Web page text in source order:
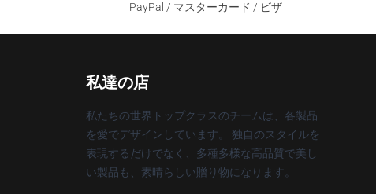
PayPal / マスターカード / ビザ
私達の店
私たちの世界トップクラスのチームは、各製品
を愛でデザインしています。 独自のスタイルを
表現するだけでなく、多種多様な高品質で美し
い製品も、素晴らしい贈り物になります。